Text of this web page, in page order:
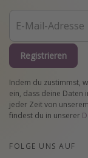
Registrieren
Indem du zustimmst,
ein, dass deine Daten
jeder Zeit von
findest du in unserer
FOLGE UNS AUF